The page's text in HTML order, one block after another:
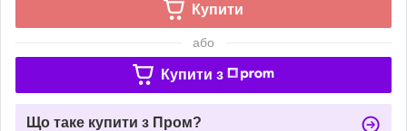
Купити
або
Купити з
Що таке купити з Пром?